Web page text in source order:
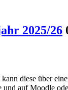
2025/26
diese über
auf Moodle